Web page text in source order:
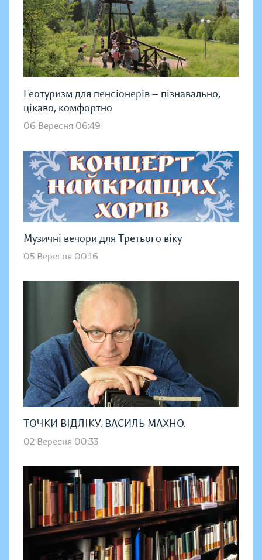
Геотуризм для пенсіонерів — пізнавально,
цікаво, комфортно
06 Вересня 06:49
Музичні вечори для Третього віку
05 Вересня 00:16
ТОЧКИ ВІДЛІКУ. ВАСИЛЬ МАХНО.
02 Вересня 00:33